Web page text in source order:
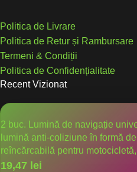
Politica de Livrare
Politica de Retur și Rambursare
Termeni & Condiții
Politica de Confidențialitate
Recent Vizionat
2 buc. Lumină de navigație
lumină anti-coliziune în formă
reîncărcabilă pentru
19,47 lei